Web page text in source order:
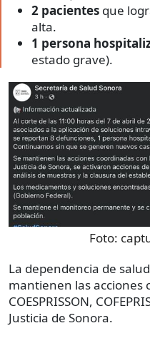
2 pacientes que
alta.
1 persona
estado grave).
Foto:
La dependencia de
mantienen las acciones
COESPRISSON,
Justicia de Sonora.